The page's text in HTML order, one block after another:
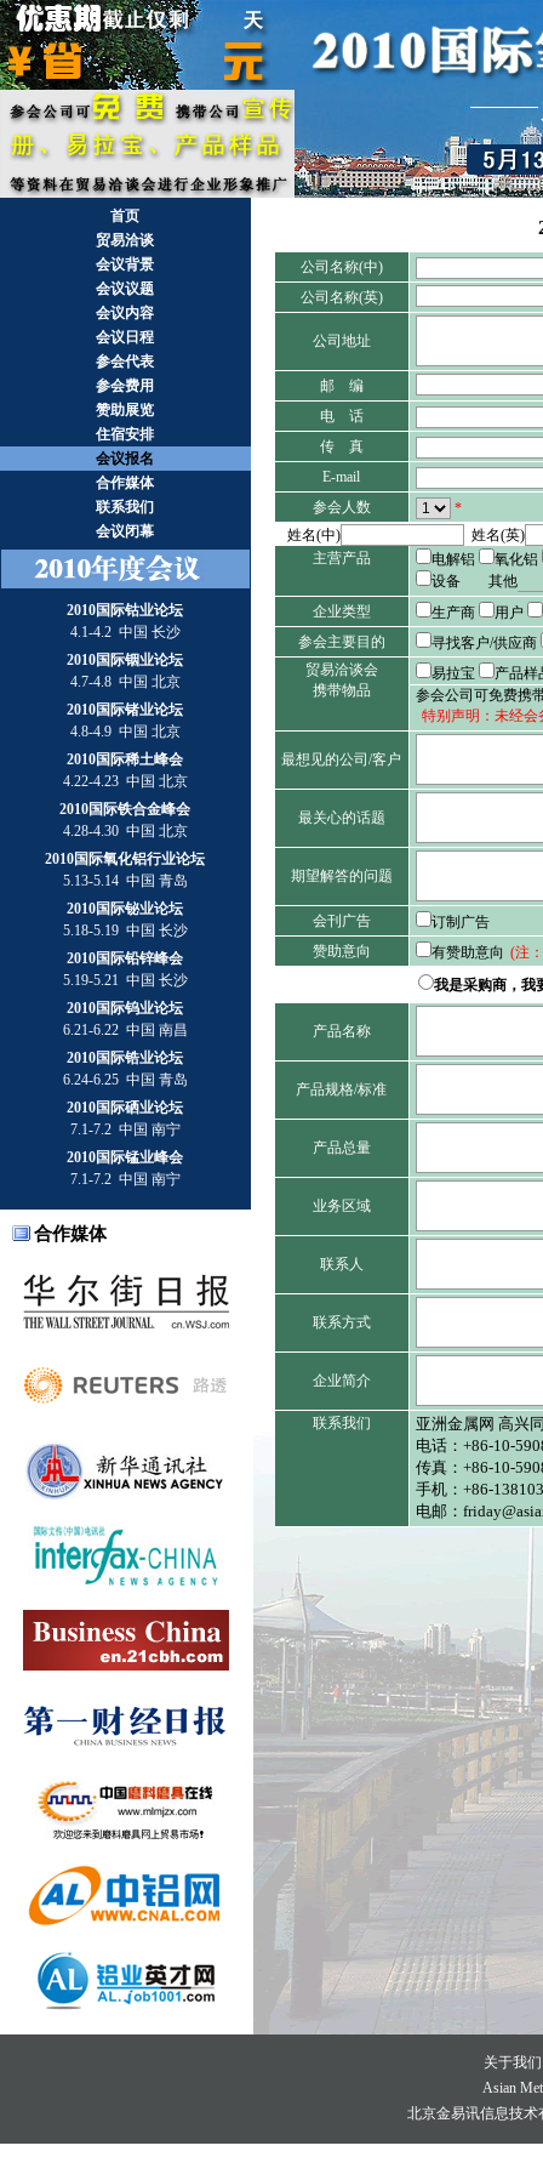
首页
贸易洽谈
会议背景
会议议题
会议内容
会议日程
参会代表
参会费用
赞助展览
住宿安排
会议报名
合作媒体
联系我们
会议闭幕
2010国际钴业论坛
4.1-4.2 中国 长沙
2010国际铟业论坛
4.7-4.8 中国 北京
2010国际锗业论坛
4.8-4.9 中国 北京
2010国际稀土峰会
4.22-4.23 中国 北京
2010国际铁合金峰会
4.28-4.30 中国 北京
2010国际氧化铝行业论坛
5.13-5.14 中国 青岛
2010国际铋业论坛
5.18-5.19 中国 长沙
2010国际铅锌峰会
5.19-5.21 中国 长沙
2010国际钨业论坛
6.21-6.22 中国 南昌
2010国际锆业论坛
6.24-6.25 中国 青岛
2010国际硒业论坛
7.1-7.2 中国 南宁
2010国际锰业峰会
7.1-7.2 中国 南宁
合作媒体
公司名称(中)
公司名称(英)
公司地址
邮 编
电 话
传 真
E-mail
参会人数
*
姓名(中)
姓名(英)
主营产品
电解铝
氧化铝
设备
其他
企业类型
生产商
用户
参会主要目的
寻找客户/供应商
贸易洽谈会
携带物品
易拉宝
产品
参会公司可免费携
特别声明：未经
最想见的公司/客户
最关心的话题
期望解答的问题
会刊广告
订制广告
赞助意向
有赞助意向 (注
我是采购商，我
产品名称
产品规格/标准
产品总量
业务区域
联系人
联系方式
企业简介
联系我们
亚洲金属网 高兴
电话：+86-10-
传真：+86-10-
手机：+86-
电邮：
关于我们
Asian
北京金易讯信息技术